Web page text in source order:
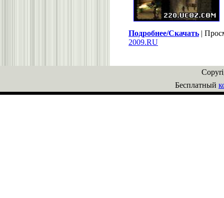
Подробнее/Скачать |
2009.RU
Бесплатный